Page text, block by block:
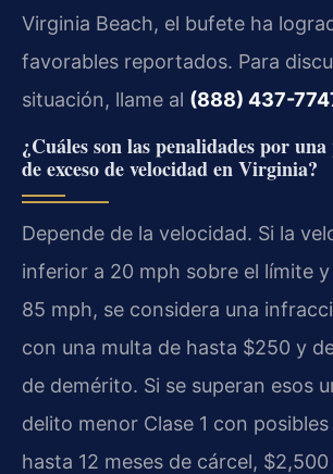
Virginia Beach, el bufete ha
favorables reportados. Para
situación, llame al (888) 437-
¿Cuáles son las penalidades por
de exceso de velocidad en Virginia?
Depende de la velocidad. Si la
inferior a 20 mph sobre el límite
85 mph, se considera una
con una multa de hasta $250 y
de demérito. Si se superan esos
delito menor Clase 1 con
hasta 12 meses de cárcel,